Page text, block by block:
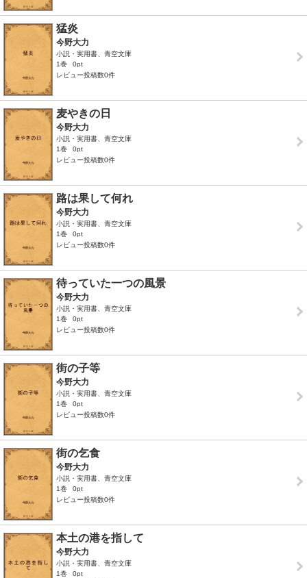
猛炎
今野大力
小説・実用書、青空文庫
1巻
0pt
レビュー投稿数0件
麦やきの日
今野大力
小説・実用書、青空文庫
1巻
0pt
レビュー投稿数0件
路は果して何れ
今野大力
小説・実用書、青空文庫
1巻
0pt
レビュー投稿数0件
待っていた一つの風景
今野大力
小説・実用書、青空文庫
1巻
0pt
レビュー投稿数0件
街の子等
今野大力
小説・実用書、青空文庫
1巻
0pt
レビュー投稿数0件
街の乞食
今野大力
小説・実用書、青空文庫
1巻
0pt
レビュー投稿数0件
本土の港を指して
今野大力
小説・実用書、青空文庫
1巻
0pt